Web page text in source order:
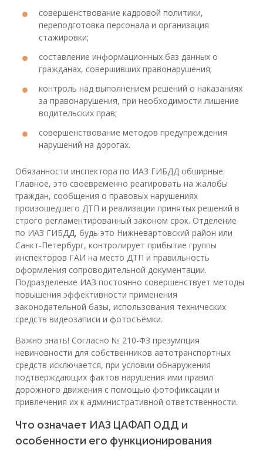
совершенствование кадровой политики,
переподготовка персонала и организация
стажировки;
составление информационных баз данных о
гражданах, совершивших правонарушения;
контроль над выполнением решений о наказаниях
за правонарушения, при необходимости лишение
водительских прав;
совершенствование методов предупреждения
нарушений на дорогах.
Обязанности инспектора по ИАЗ ГИБДД обширные.
Главное, это своевременно реагировать на жалобы
граждан, сообщения о правовых нарушениях
произошедшего ДТП и реализации принятых решений в
строго регламентированный законом срок. Отделение
по ИАЗ ГИБДД, будь это Нижневартовский район или
Санкт-Петербург, контролирует прибытие группы
инспекторов ГАИ на место ДТП и правильность
оформления сопроводительной документации.
Подразделение ИАЗ постоянно совершенствует методы
повышения эффективности применения
законодательной базы, использования технических
средств видеозаписи и фотосъёмки.
Важно знать! Согласно № 210-ФЗ презумпция
невиновности для собственников автотранспортных
средств исключается, при условии обнаружения
подтверждающих фактов нарушения ими правил
дорожного движения с помощью фотофиксации и
привлечения их к административной ответственности.
Что означает ИАЗ ЦАФАП ОДД и
особенности его функционирования